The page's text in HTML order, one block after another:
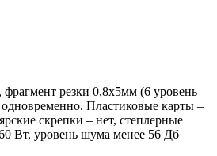
резки 0,8х5мм (6 уровень
одновременно. Пластиковые карты –
скрепки – нет, степлерные
Вт, уровень шума менее 56 Дб